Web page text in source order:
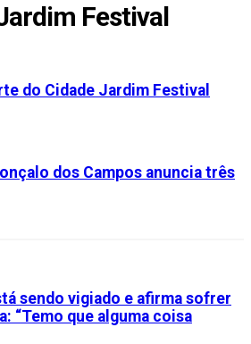
Festival
do Cidade Jardim Festival
dos Campos anuncia três
sendo vigiado e afirma sofrer
“Temo que alguma coisa